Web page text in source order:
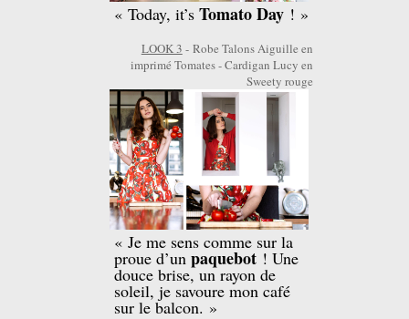
« Today, it’sTomato Day ! »
LOOK 3 - Robe Talons Aiguille en
imprimé Tomates - Cardigan Lucy en
Sweety rouge
« Je me sens comme sur la
proue d’unpaquebot ! Une
douce brise, un rayon de
soleil, je savoure mon café
sur le balcon. »